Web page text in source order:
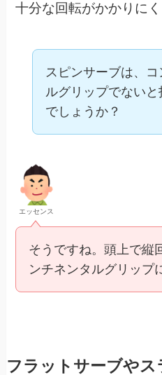
十分な回転がかかりにく
スピンサーブは、コ
ルグリップでない
でしょうか？
エッセンス
そうですね。頭上で縦
ンチネンタルグリップ
フラットサーブや